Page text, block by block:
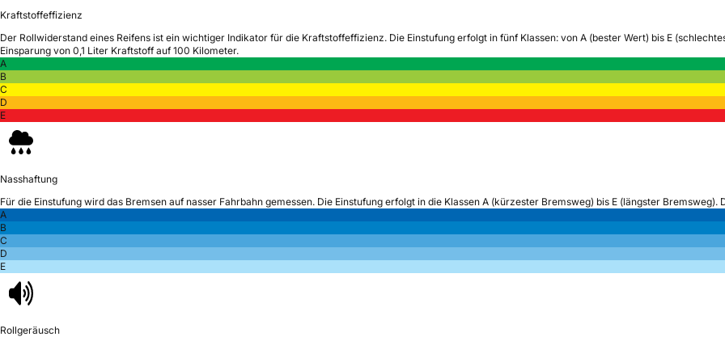
Kraftstoffeffizienz
Der Rollwiderstand eines Reifens ist ein wichtiger Indikator für die Kraftstoffeffizienz. Die Einstufung erfolgt in fünf Klassen: von A (bester Wert) bis E
Einsparung von 0,1 Liter Kraftstoff auf 100 Kilometer.
A
B
C
D
E
Nasshaftung
Für die Einstufung wird das Bremsen auf nasser Fahrbahn gemessen. Die Einstufung erfolgt in die Klassen A (kürzester Bremsweg) bis E (längster
A
B
C
D
E
Rollgeräusch